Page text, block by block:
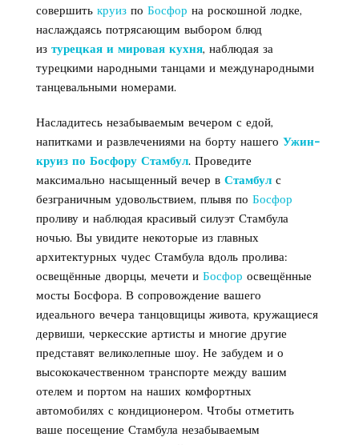
совершить круиз по Босфор на роскошной лодке,
наслаждаясь потрясающим выбором блюд
из турецкая и мировая кухня, наблюдая за
турецкими народными танцами и международными
танцевальными номерами.
Насладитесь незабываемым вечером с едой,
напитками и развлечениями на борту нашего Ужин-
круиз по Босфору Стамбул. Проведите
максимально насыщенный вечер в Стамбул с
безграничным удовольствием, плывя по Босфор
проливу и наблюдая красивый силуэт Стамбула
ночью. Вы увидите некоторые из главных
архитектурных чудес Стамбула вдоль пролива:
освещённые дворцы, мечети и Босфор освещённые
мосты Босфора. В сопровождение вашего
идеального вечера танцовщицы живота, кружащиеся
дервиши, черкесские артисты и многие другие
представят великолепные шоу. Не забудем и о
высококачественном транспорте между вашим
отелем и портом на наших комфортных
автомобилях с кондиционером. Чтобы отметить
ваше посещение Стамбула незабываемым